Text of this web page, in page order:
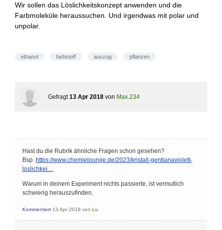
Wir sollen das Löslichkeitskonzept anwenden und die
Farbmoleküle heraussuchen. Und irgendwas mit polar und
unpolar.
ethanol farbstoff auszug pflanzen
Gefragt 13 Apr 2018 von Max.234
Hast du die Rubrik ähnliche Fragen schon gesehen?
Bsp. https://www.chemielounge.de/2023/kristall-gentianaviolett-
loslichkei…
Warum in deinem Experiment nichts passierte, ist vermutlich
schwierig herauszufinden.
Kommentiert 13 Apr 2018 von Lu